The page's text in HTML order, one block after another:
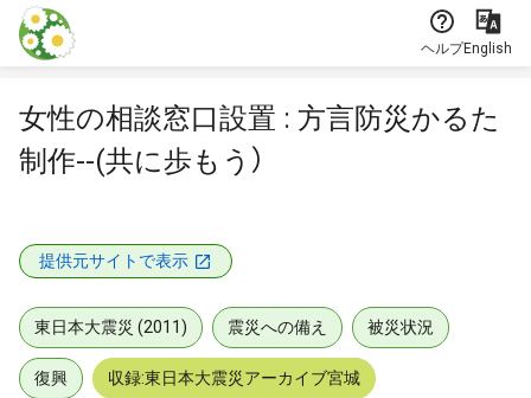
本文に飛ぶ
ヘルプEnglish
女性の相談窓口設置 : 方言防災かるた
制作--(共に歩もう）
提供元サイトで表示
東日本大震災 (2011) 震災への備え 被災状況
復興 収録:東日本大震災アーカイブ宮城